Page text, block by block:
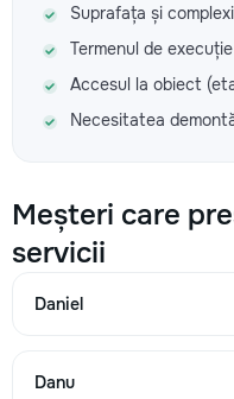
→
Curățarea apartamentelor
2000
4000
Suprafața și
Termenul de execuție
Accesul la obiect
Necesitatea
Meșteri care
servicii
Daniel
Danu